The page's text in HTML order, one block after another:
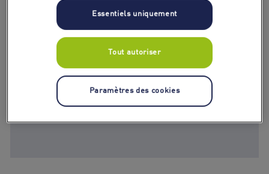
Essentiels uniquement
Tout autoriser
Paramètres des cookies